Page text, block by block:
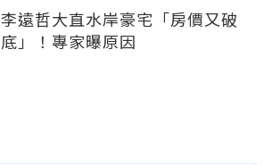
李遠哲大直水岸豪宅「房價又破
底」！專家曝原因